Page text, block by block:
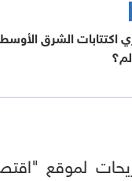
اكتتابات الشرق
لموقع